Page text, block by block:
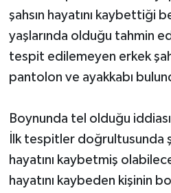
şahsın hayatını kaybettiği
yaşlarında olduğu tahmin
tespit edilemeyen erkek
pantolon ve ayakkabı
Boynunda tel olduğu iddiası
İlk tespitler doğrultusunda
hayatını kaybetmiş
hayatını kaybeden kişinin